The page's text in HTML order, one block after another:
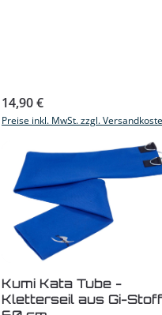
Regulärer Preis:
14,90 €
Preise inkl. MwSt. zzgl.
ein oder
Kumi Kata Tube -
Kletterseil aus Gi-Stoff